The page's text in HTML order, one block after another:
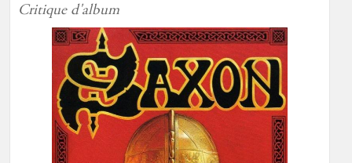
Critique d'album